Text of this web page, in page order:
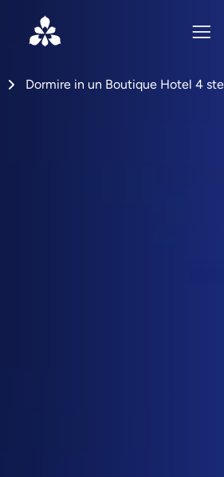
Dormire in un Boutique Hotel 4